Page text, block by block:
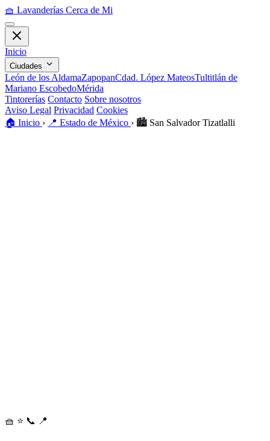
🧺 Lavanderías Cerca de Mi
Inicio
Ciudades
León de los AldamaZapopanCdad. López MateosTultitlán de
Mariano EscobedoMérida
Tintorerías Contacto Sobre nosotros
Aviso Legal Privacidad Cookies
🏠 Inicio › 📍 Estado de México › 🏙️ San Salvador Tizatlalli
🧺 ⭐ 📞 📍